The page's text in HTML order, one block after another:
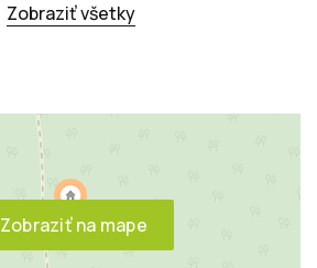
Zobraziť všetky
Zobraziť na mape